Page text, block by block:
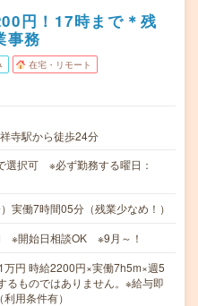
円！17時まで＊残
事務
在宅・リモート
寺駅から徒歩24分
選択可 ※必ず勤務する曜日：
実働7時間05分（残業少なめ！）
※開始日相談OK ※9月～！
円 時給2200円×実働7h5m×週5
るものではありません。※給与即
用条件有）